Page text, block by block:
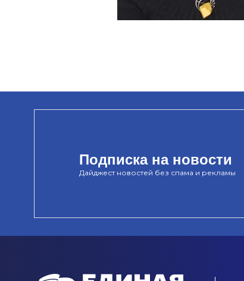
Подписка на новости
Дайджест новостей без спама и рекламы